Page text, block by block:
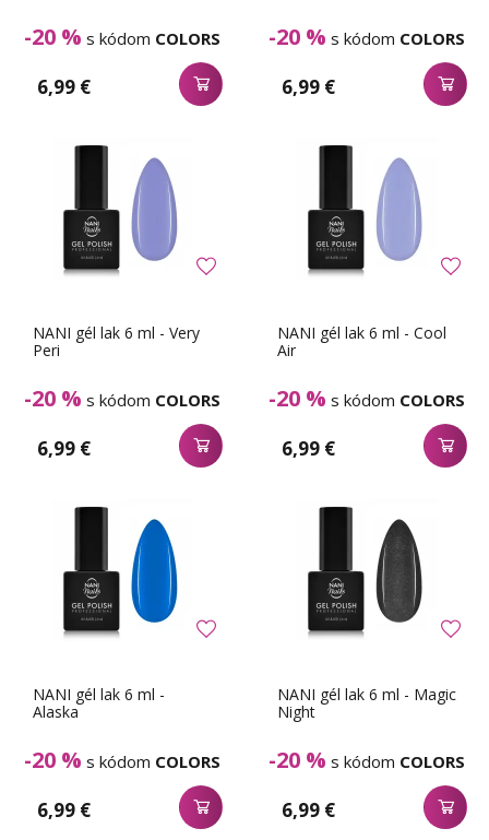
-20 % s kódom COLORS
6,99 €
-20 % s kódom COLORS
6,99 €
NANI gél lak 6 ml - Very
Peri
-20 % s kódom COLORS
6,99 €
NANI gél lak 6 ml - Cool
Air
-20 % s kódom COLORS
6,99 €
NANI gél lak 6 ml -
Alaska
-20 % s kódom COLORS
6,99 €
NANI gél lak 6 ml - Magic
Night
-20 % s kódom COLORS
6,99 €